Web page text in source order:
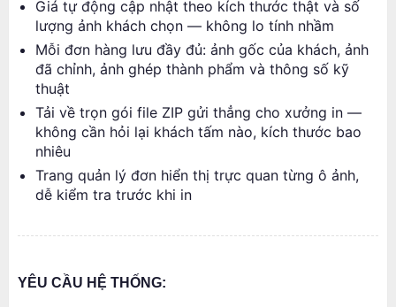
Giá tự động cập nhật theo kích thước thật và số
lượng ảnh khách chọn — không lo tính nhầm
Mỗi đơn hàng lưu đầy đủ: ảnh gốc của khách, ảnh
đã chỉnh, ảnh ghép thành phẩm và thông số kỹ
thuật
Tải về trọn gói file ZIP gửi thẳng cho xưởng in —
không cần hỏi lại khách tấm nào, kích thước bao
nhiêu
Trang quản lý đơn hiển thị trực quan từng ô ảnh,
dễ kiểm tra trước khi in
YÊU CẦU HỆ THỐNG: